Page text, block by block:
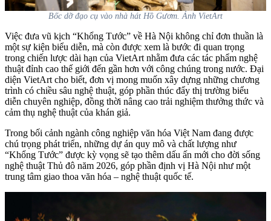
Bốc dỡ đạo cụ vào nhà hát Hồ Gươm. Ảnh VietArt
Việc đưa vũ kịch “Khổng Tước” về Hà Nội không chỉ đơn thuần là
một sự kiện biểu diễn, mà còn được xem là bước đi quan trọng
trong chiến lược dài hạn của VietArt nhằm đưa các tác phẩm nghệ
thuật đỉnh cao thế giới đến gần hơn với công chúng trong nước. Đại
diện VietArt cho biết, đơn vị mong muốn xây dựng những chương
trình có chiều sâu nghệ thuật, góp phần thúc đẩy thị trường biểu
diễn chuyên nghiệp, đồng thời nâng cao trải nghiệm thưởng thức và
cảm thụ nghệ thuật của khán giả.
Trong bối cảnh ngành công nghiệp văn hóa Việt Nam đang được
chú trọng phát triển, những dự án quy mô và chất lượng như
“Khổng Tước” được kỳ vọng sẽ tạo thêm dấu ấn mới cho đời sống
nghệ thuật Thủ đô năm 2026, góp phần định vị Hà Nội như một
trung tâm giao thoa văn hóa – nghệ thuật quốc tế.